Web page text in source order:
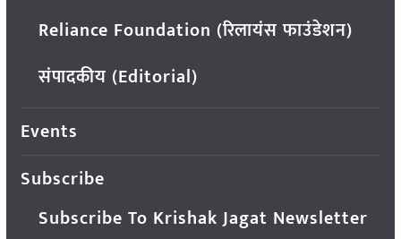
Reliance Foundation (रिलायंस फाउंडेशन)
संपादकीय (Editorial)
Events
Subscribe
Subscribe To Krishak Jagat Newsletter